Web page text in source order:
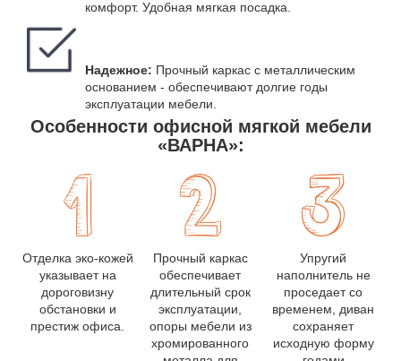
комфорт. Удобная мягкая посадка.
Надежное: Прочный каркас с металлическим
основанием - обеспечивают долгие годы
эксплуатации мебели.
Особенности офисной мягкой мебели
«ВАРНА»:
Отделка эко-кожей
указывает на
дороговизну
обстановки и
престиж офиса.
Прочный каркас
обеспечивает
длительный срок
эксплуатации,
опоры мебели из
хромированного
Упругий
наполнитель не
проседает со
временем, диван
сохраняет
исходную форму